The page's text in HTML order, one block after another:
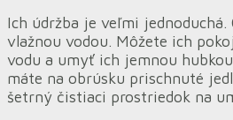
Ich údržba je veľmi
vlažnou vodou. Môžete ich
vodu a umyť ich jemnou
máte na obrúsku prischnuté
šetrný čistiaci prostriedok na